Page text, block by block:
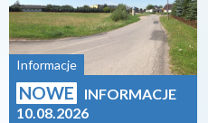
Informacje
NOWE
INFORMACJE
10.08.2026